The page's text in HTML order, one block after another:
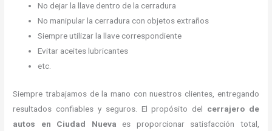
No dejar la llave dentro de la cerradura
No manipular la cerradura con objetos extraños
Siempre utilizar la llave correspondiente
Evitar aceites lubricantes
etc.
Siempre trabajamos de la mano con nuestros clientes, entregando
resultados confiables y seguros. El propósito del cerrajero de
autos en Ciudad Nueva es proporcionar satisfacción total,